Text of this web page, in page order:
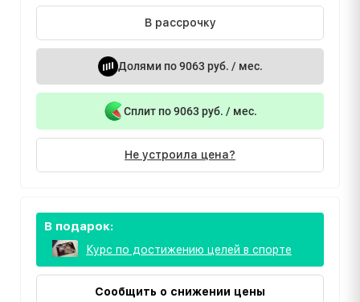
В рассрочку
Долями по 9063 руб. / мес.
Сплит по 9063 руб. / мес.
Не устроила цена?
В подарок:
Курс по достижению целей в спорте
Сообщить о снижении цены